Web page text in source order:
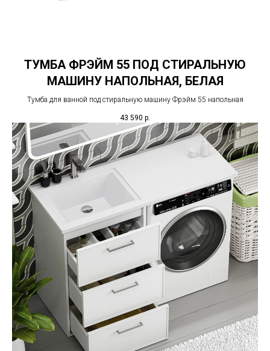
ТУМБА ФРЭЙМ 55 ПОД СТИРАЛЬНУЮ
МАШИНУ НАПОЛЬНАЯ, БЕЛАЯ
Тумба для ванной под стиральную машину Фрэйм 55 напольная
43 590 р.